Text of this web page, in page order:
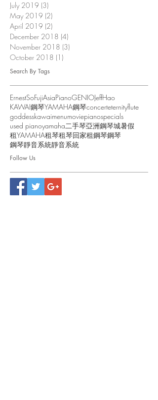
July 2019 (3)
May 2019 (2)
April 2019 (2)
December 2018 (4)
November 2018 (3)
October 2018 (1)
Search By Tags
ErnestSoFujiAsiaPianoGENIOJeffHao
KAWAI鋼琴YAMAHA鋼琴concerteternityflute
goddesskawaimenumoviepianospecials
used pianoyamaha二手琴亞洲鋼琴城暑假
租YAMAHA租琴租琴回家租鋼琴鋼琴
鋼琴靜音系統靜音系統
Follow Us